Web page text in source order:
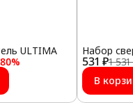
80%
ULTIMA
531 ₽1
Набор
В